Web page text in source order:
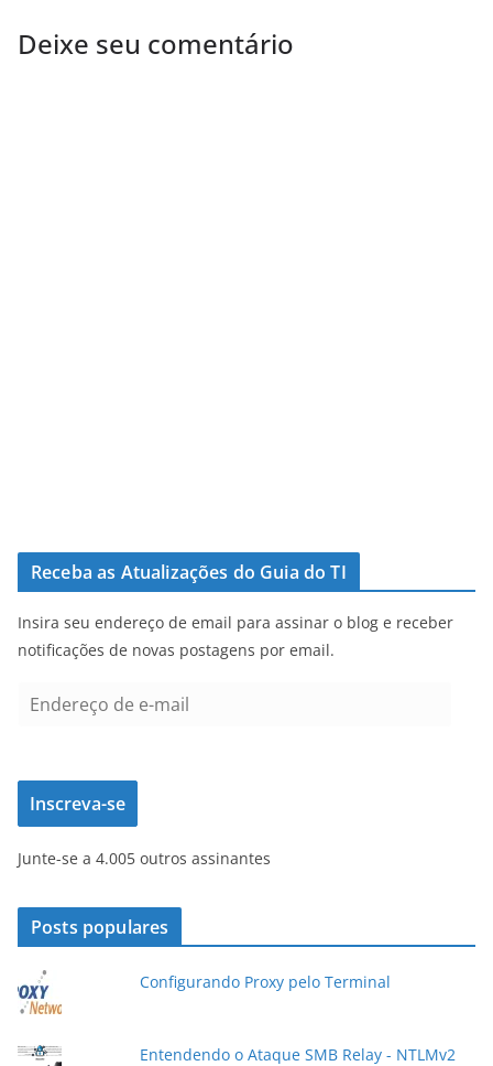
Deixe seu comentário
Receba as Atualizações do Guia do TI
Insira seu endereço de email para assinar o blog e receber
notificações de novas postagens por email.
e
e
ç
d
-
a
Inscreva-se
Junte-se a 4.005 outros assinantes
Posts populares
Configurando Proxy pelo Terminal
Entendendo o Ataque SMB Relay - NTLMv2